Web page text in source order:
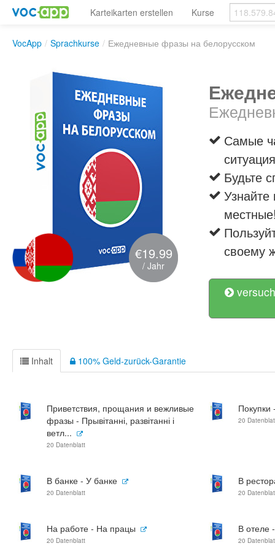
Karteikarten erstellen Kurse
VocApp / Sprachkurse / Ежедневные фразы на белорусском
€19.99
/ Jahr
Самые
Будьте
своему
Inhalt 100% Geld-zurück-Garantie
Приветствия, прощания и вежливые
фразы - Прывітанні, развітанні і
ветл...
20 Datenblatt
Покупки
20
В банке - У банке
20 Datenblatt
В
20
На работе - На працы
20 Datenblatt
В отеле
20